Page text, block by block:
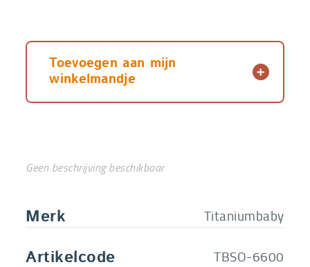
Toevoegen aan mijn
winkelmandje
Geen beschrijving beschikbaar
Merk Titaniumbaby
Artikelcode TBSO-6600